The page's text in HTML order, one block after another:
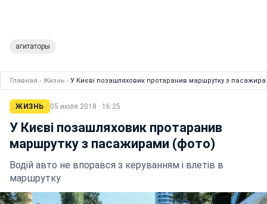
агитаторы
Главная › Жизнь › У Києві позашляховик протаранив маршрутку з
ЖИЗНЬ 05 июля 2018 · 16:25
У Києві позашляховик протаранив
маршрутку з пасажирами (фото)
Водій авто не впорався з керуванням і влетів в
маршрутку